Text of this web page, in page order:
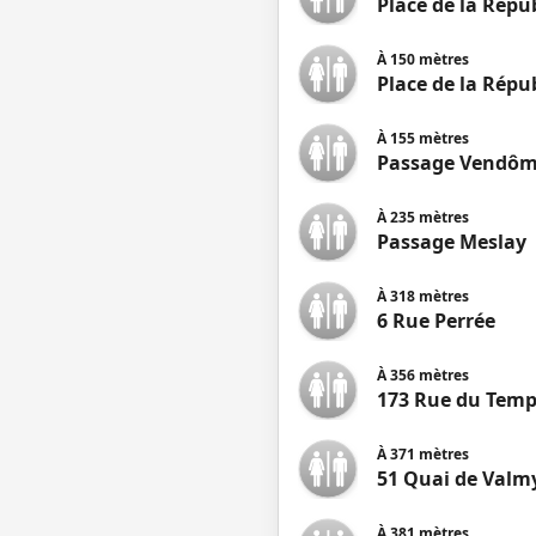
À150 mètres
Place de la
À155 mètres
Passage
À235 mètres
Passage Meslay
À318 mètres
6 Rue Perrée
À356 mètres
173 Rue du
À371 mètres
51 Quai de